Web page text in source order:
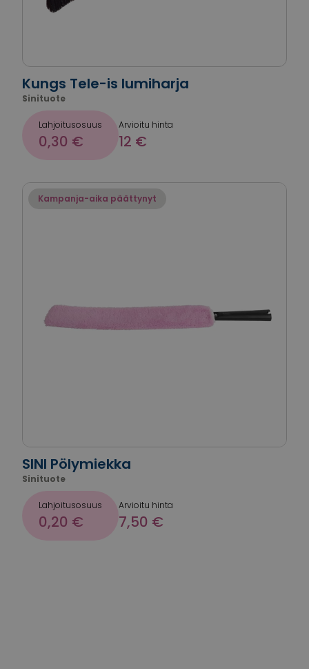
Kungs Tele-is lumiharja
Sinituote
Lahjoitusosuus
0,30 €
Arvioitu hinta
12 €
Kampanja-aika päättynyt
SINI Pölymiekka
Sinituote
Lahjoitusosuus
0,20 €
Arvioitu hinta
7,50 €